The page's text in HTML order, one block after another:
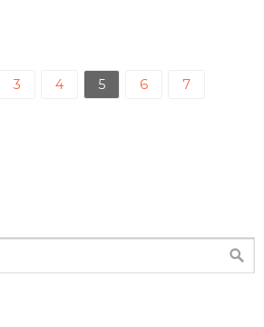
3 4 5 6 7